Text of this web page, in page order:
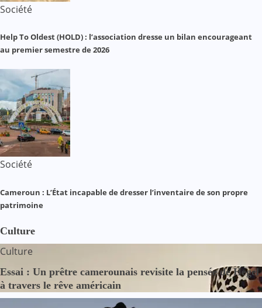
Société
Help To Oldest (HOLD) : l’association dresse un bilan encourageant
au premier semestre de 2026
Société
Cameroun : L’État incapable de dresser l’inventaire de son propre
patrimoine
Culture
Culture
Essai : Un prêtre camerounais revisite la pensée de Hegel
à travers le rêve américain